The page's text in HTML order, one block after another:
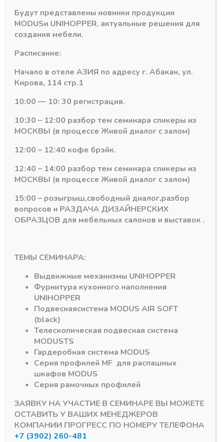
противоосколочная
0,9*100м
микрон)
Похожие товары
Фурнитура для шкафов-купе
MODUS М2
Комплект стяжек-
выпрямителей,
В наличии
1052,00₽
Артикул:М2
Фурнитура для шкафов-купе
Ролики
СИММЕТРИЧНЫЕ
Mebax R2
В наличии
242,00₽
Артикул:CH-01 ЭКОНОМ
Подпишитесь на рассылку акций
Будут представлены новинки продукции
MODUSи UNIHOPPER, актуальные решения для
создания мебели.
Расписание:
Начало в отеле АЗИЯ по адресу г. Абакан, ул.
Кирова, 114 стр.1
10:00 — 10: 30 регистрация.
10:30 – 12:00 разбор тем семинара спикеры из
МОСКВЫ (в процессе Живой диалог с залом)
12:00 – 12:40 кофе брэйк.
12:40 – 14:00 разбор тем семинара спикеры из
МОСКВЫ (в процессе Живой диалог с залом)
15:00 – розыгрыш,свободный диалог,разбор
вопросов и РАЗДАЧА ДИЗАЙНЕРСКИХ
ОБРАЗЦОВ для мебельных салонов и выставок .
ТЕМЫ СЕМИНАРА:
Выдвижные механизмы UNIHOPPER
Фурнитура кухонного наполнения
UNIHOPPER
Подвеснаясистема MODUS AIR SOFT
(black)
Телескопическая подвесная система
MODUSTS
Гардеробная система MODUS
Серия профилей MF для распашных
шкафов MODUS
Серия рамочных профилей
ЗАЯВКУ НА УЧАСТИЕ В СЕМИНАРЕ ВЫ МОЖЕТЕ
ОСТАВИТЬ У ВАШИХ МЕНЕДЖЕРОВ
КОМПАНИИ ПРОГРЕСС ПО НОМЕРУ ТЕЛЕФОНА
+7 (3902) 260-481